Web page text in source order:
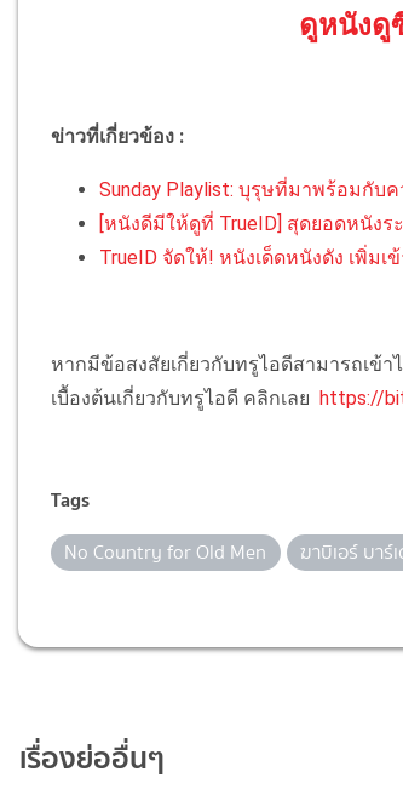
ดูหนังดู
ข่าวที่เกี่ยวข้อง :
Sunday Playlist: บุรุษที่มาพร้อมกับ
[หนังดีมีให้ดูที่ TrueID] สุดยอดหนัง
TrueID จัดให้! หนังเด็ดหนังดัง เพิ่ม
หากมีข้อสงสัยเกี่ยวกับทรูไอดีสามารถเข้า
เบื้องต้นเกี่ยวกับทรูไอดี คลิกเลย https://
Tags
No Country for Old Men ฆาบิเอร์ บาร์
เรื่องย่ออื่นๆ